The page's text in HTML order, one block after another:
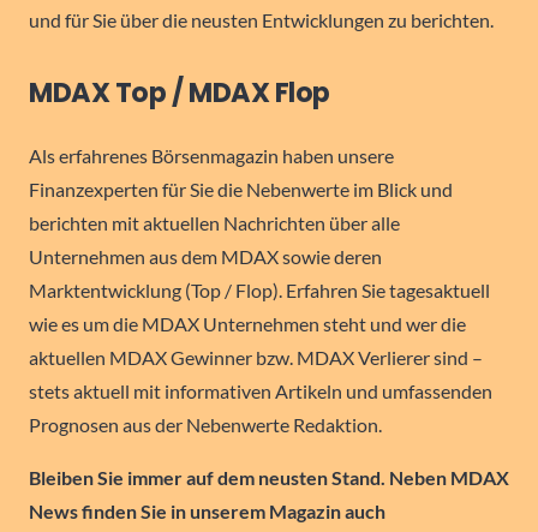
und für Sie über die neusten Entwicklungen zu berichten.
MDAX Top / MDAX Flop
Als erfahrenes Börsenmagazin haben unsere
Finanzexperten für Sie die Nebenwerte im Blick und
berichten mit aktuellen Nachrichten über alle
Unternehmen aus dem MDAX sowie deren
Marktentwicklung (Top / Flop). Erfahren Sie tagesaktuell
wie es um die MDAX Unternehmen steht und wer die
aktuellen MDAX Gewinner bzw. MDAX Verlierer sind –
stets aktuell mit informativen Artikeln und umfassenden
Prognosen aus der Nebenwerte Redaktion.
Bleiben Sie immer auf dem neusten Stand. Neben MDAX
News finden Sie in unserem Magazin auch